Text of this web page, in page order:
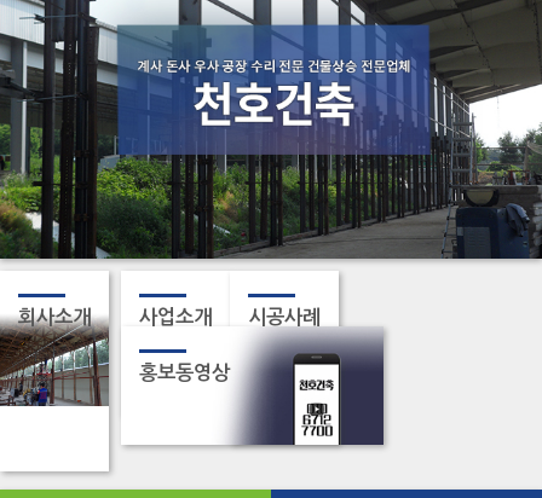
회사소개 사업소개 시공사례
홍보동영상